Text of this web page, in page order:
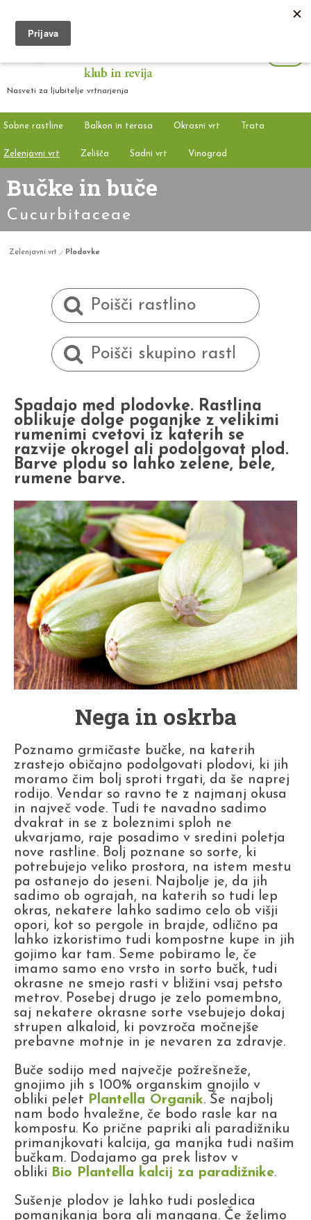
Nasveti za ljubitelje vrtnarjenja
Sobne rastline Balkon in terasa Okrasni vrt Trata
Zelenjavni vrt Zelišča Sadni vrt Vinograd
Bučke in buče
Cucurbitaceae
Zelenjavni vrt Plodovke
Spadajo med plodovke. Rastlina
oblikuje dolge poganjke z velikimi
rumenimi cvetovi iz katerih se
razvije okrogel ali podolgovat plod.
Barve plodu so lahko zelene, bele,
rumene barve.
Nega in oskrba
Poznamo grmičaste bučke, na katerih
zrastejo običajno podolgovati plodovi, ki jih
moramo čim bolj sproti trgati, da še naprej
rodijo. Vendar so ravno te z najmanj okusa
in največ vode. Tudi te navadno sadimo
dvakrat in se z boleznimi sploh ne
ukvarjamo, raje posadimo v sredini poletja
nove rastline. Bolj poznane so sorte, ki
potrebujejo veliko prostora, na istem mestu
pa ostanejo do jeseni. Najbolje je, da jih
sadimo ob ograjah, na katerih so tudi lep
okras, nekatere lahko sadimo celo ob višji
opori, kot so pergole in brajde, odlično pa
lahko izkoristimo tudi kompostne kupe in jih
gojimo kar tam. Seme pobiramo le, če
imamo samo eno vrsto in sorto bučk, tudi
okrasne ne smejo rasti v bližini vsaj petsto
metrov. Posebej drugo je zelo pomembno,
saj nekatere okrasne sorte vsebujejo dokaj
strupen alkaloid, ki povzroča močnejše
prebavne motnje in je nevaren za zdravje.
Buče sodijo med največje požrešneže,
gnojimo jih s 100% organskim gnojilo v
obliki pelet Plantella Organik. Še najbolj
nam bodo hvaležne, če bodo rasle kar na
kompostu. Ko prične papriki ali paradižniku
primanjkovati kalcija, ga manjka tudi našim
bučkam. Dodajamo ga prek listov v
obliki Bio Plantella kalcij za paradižnike.
Sušenje plodov je lahko tudi posledica
pomanjkanja bora ali mangana. Če želimo